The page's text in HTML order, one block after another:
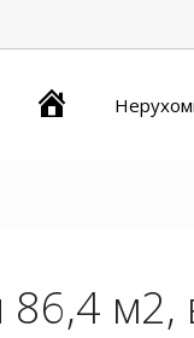
Главная
м2,